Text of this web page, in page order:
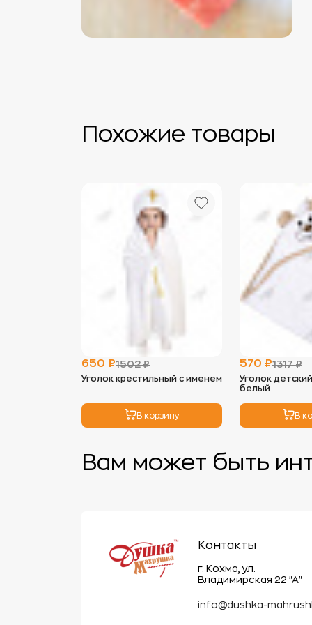
Похожие товары
650 ₽1502 ₽
Уголок крестильный с именем
В корзину
570 ₽1317 ₽
Уголок
белый
В
Вам может быть
Контакты
г. Кохма, ул.
Владимирская 22 "А"
info@dushka-